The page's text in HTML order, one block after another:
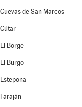
Cuevas de San Marcos
Cútar
El Borge
El Burgo
Estepona
Faraján